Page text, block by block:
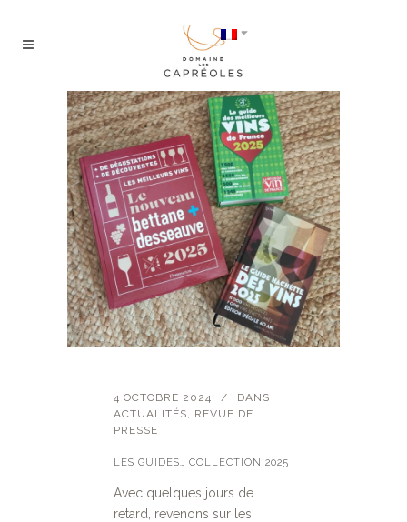
4 OCTOBRE 2024
DANS
ACTUALITÉS, REVUE DE
PRESSE
LES GUIDES… COLLECTION 2025
Avec quelques jours de
retard, revenons sur les